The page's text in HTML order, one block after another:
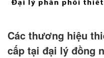
Các thương hiệu
cấp tại đại lý đồng